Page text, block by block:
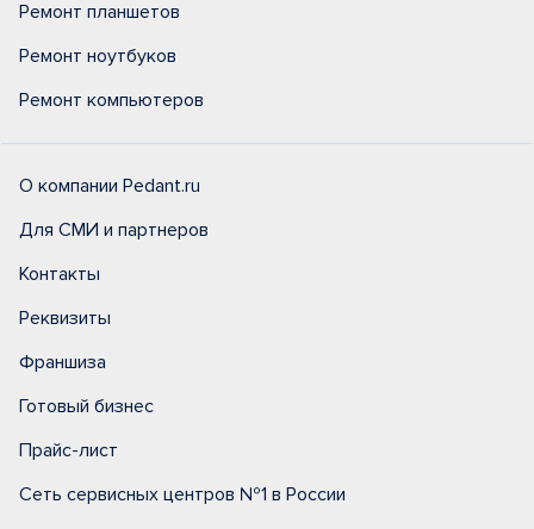
Ремонт планшетов
Ремонт ноутбуков
Ремонт компьютеров
О компании Pedant.ru
Для СМИ и партнеров
Контакты
Реквизиты
Франшиза
Готовый бизнес
Прайс-лист
Сеть сервисных центров №1 в России